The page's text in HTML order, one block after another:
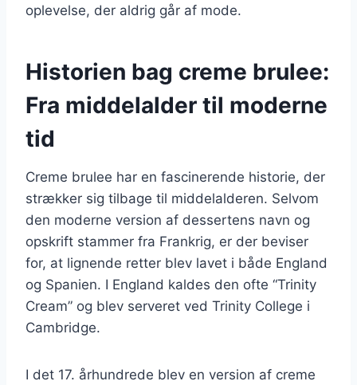
oplevelse, der aldrig går af mode.
Historien bag creme brulee:
Fra middelalder til moderne
tid
Creme brulee har en fascinerende historie, der
strækker sig tilbage til middelalderen. Selvom
den moderne version af dessertens navn og
opskrift stammer fra Frankrig, er der beviser
for, at lignende retter blev lavet i både England
og Spanien. I England kaldes den ofte “Trinity
Cream” og blev serveret ved Trinity College i
Cambridge.
I det 17. århundrede blev en version af creme